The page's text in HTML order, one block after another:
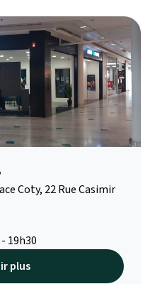
Coty, 22 Rue Casimir
19h30
plus